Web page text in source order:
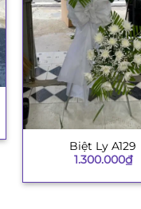
Biệt Ly A129
1.300.000₫